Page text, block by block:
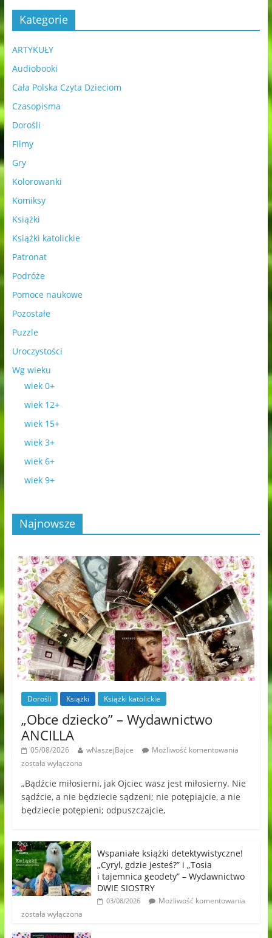
Kategorie
ARTYKUŁY
Audiobooki
Cała Polska Czyta Dzieciom
Czasopisma
Dorośli
Filmy
Gry
Kolorowanki
Komiksy
Książki
Książki katolickie
Patronat
Podróże
Pomoce naukowe
Pozostałe
Puzzle
Uroczystości
Wg wieku
wiek 0+
wiek 12+
wiek 15+
wiek 3+
wiek 6+
wiek 9+
Najnowsze
Dorośli Książki Książki katolickie
„Obce dziecko” – Wydawnictwo
ANCILLA
05/08/2026 wNaszejBajce
Możliwość komentowania
została wyłączona
„Bądźcie miłosierni, jak Ojciec wasz jest miłosierny. Nie
sądźcie, a nie będziecie sądzeni; nie potępiajcie, a nie
będziecie potępieni; odpuszczajcie,
Wspaniałe książki detektywistyczne!
„Cyryl, gdzie jesteś?” i „Tosia
i tajemnica geodety” – Wydawnictwo
DWIE SIOSTRY
03/08/2026
Możliwość komentowania
została wyłączona